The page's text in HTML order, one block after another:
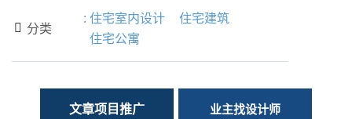
 分类
: 住宅室内设计
住宅建筑
住宅公寓
文章项目推广 业主找设计师